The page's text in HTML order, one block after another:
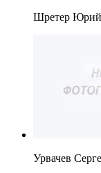
Шретер Юрий
Урвачев